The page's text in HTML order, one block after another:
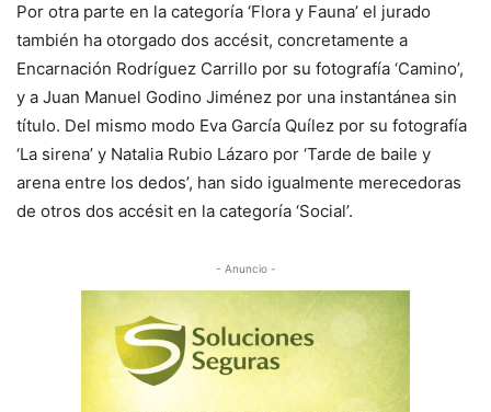
Por otra parte en la categoría ‘Flora y Fauna’ el jurado
también ha otorgado dos accésit, concretamente a
Encarnación Rodríguez Carrillo por su fotografía ‘Camino’,
y a Juan Manuel Godino Jiménez por una instantánea sin
título. Del mismo modo Eva García Quílez por su fotografía
‘La sirena’ y Natalia Rubio Lázaro por ‘Tarde de baile y
arena entre los dedos’, han sido igualmente merecedoras
de otros dos accésit en la categoría ‘Social’.
- Anuncio -